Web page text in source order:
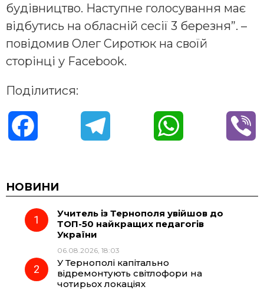
будівництво. Наступне голосування має
відбутись на обласній сесії 3 березня”. –
повідомив Олег Сиротюк на своїй
сторінці у Facebook.
Поділитися:
c
e
o
e
r
t
A
НОВИНИ
Учитель із Тернополя увійшов до
ТОП-50 найкращих педагогів
України
06.08.2026, 18:03
У Тернополі капітально
відремонтують світлофори на
чотирьох локаціях